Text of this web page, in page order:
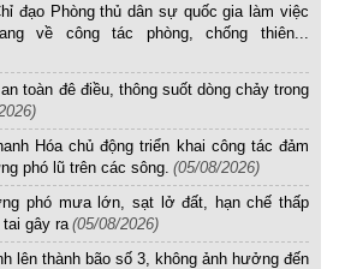
đạo Phòng thủ dân sự quốc gia làm việc
về công tác phòng, chống thiên...
toàn đê điều, thông suốt dòng chảy trong
Hóa chủ động triển khai công tác đảm
phó lũ trên các sông. (05/08/2026)
phó mưa lớn, sạt lở đất, hạn chế thấp
gây ra (05/08/2026)
lên thành bão số 3, không ảnh hưởng đến